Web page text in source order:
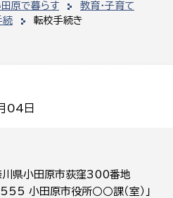
原で暮らす
教育・子育て
続 転校手続き
04日
県小田原市荻窪300番地
小田原市役所○○課（室）」